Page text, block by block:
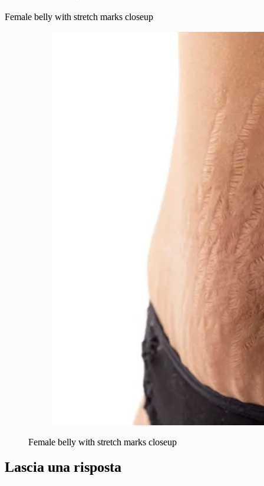
Female belly with stretch marks closeup
Female belly with stretch marks closeup
Lascia una risposta